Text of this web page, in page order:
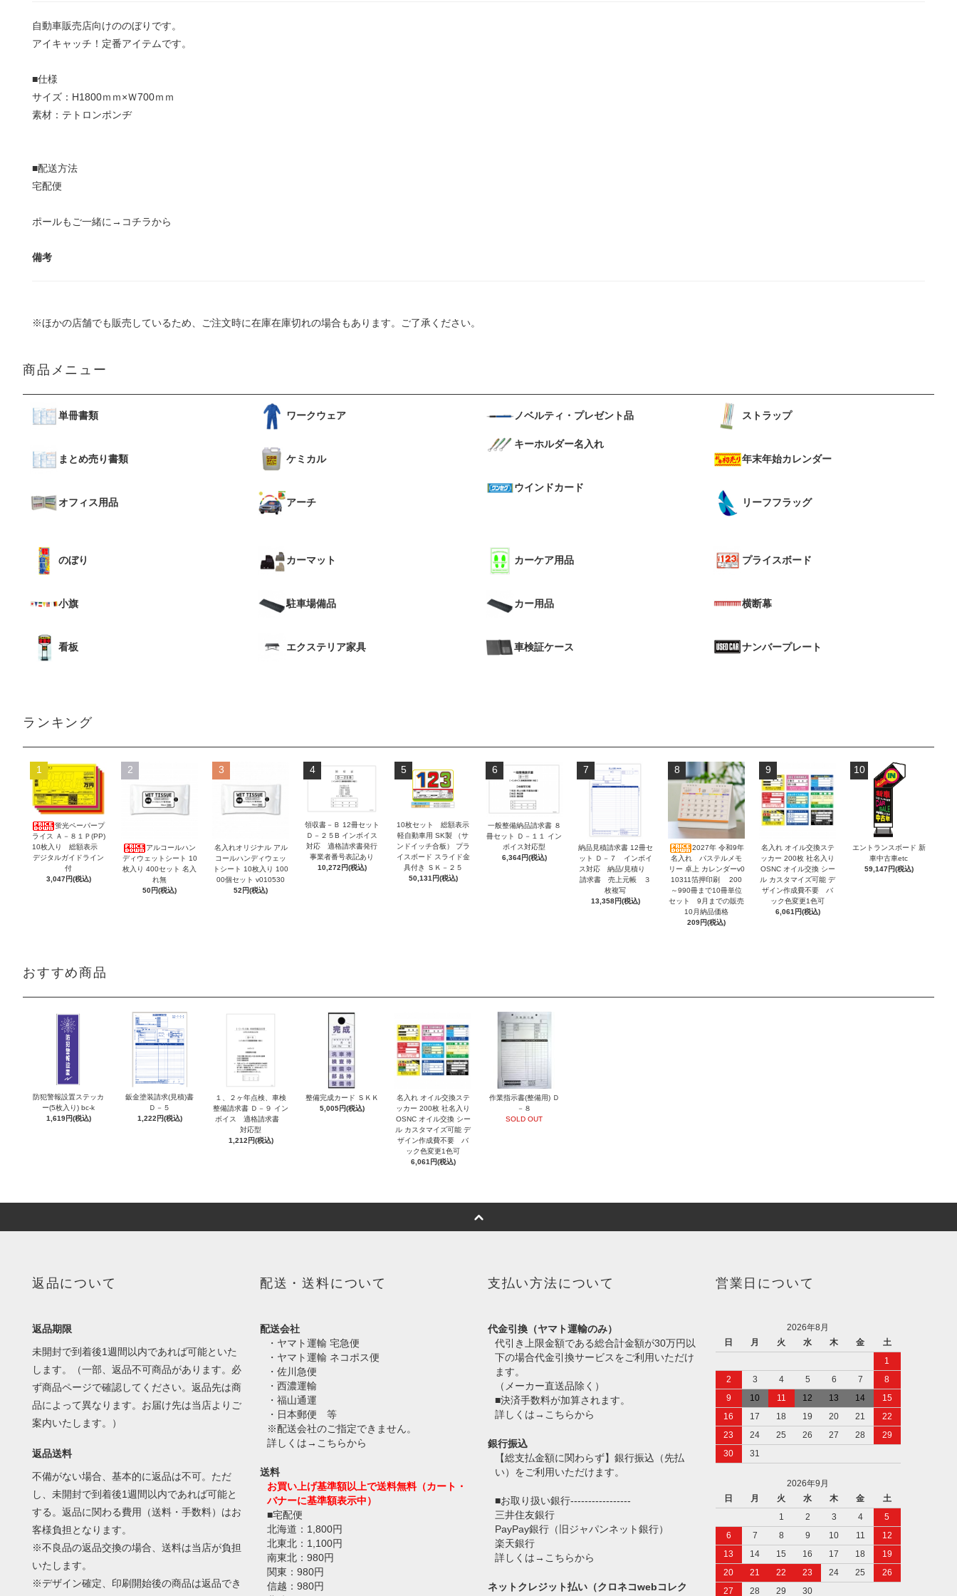
自動車販売店向けののぼりです。
アイキャッチ！定番アイテムです。
■仕様
サイズ：H1800ｍｍ×Ｗ700ｍｍ
素材：テトロンポンヂ
■配送方法
宅配便
ポールもご一緒に→ コチラから
備考
※ほかの店舗でも販売しているため、ご注文時に在庫在庫切れの場合もあります。ご了承ください。
商品メニュー
単冊書類
まとめ売り書類
オフィス用品
ワークウェア
ケミカル
アーチ
ノベルティ・プレゼント品
キーホルダー名入れ
ウインドカード
ストラップ
年末年始カレンダー
リーフフラッグ
のぼり
小旗
看板
カーマット
駐車場備品
エクステリア家具
カーケア用品
カー用品
車検証ケース
プライスボード
横断幕
ナンバープレート
ランキング
1
蛍光ペーパープ
ライス Ａ－８１Ｐ(PP)
10枚入り 総額表示
デジタルガイドライン
付
3,047円(税込)
2
アルコールハン
ディウェットシート 10
枚入り 400セット 名入
れ無
50円(税込)
3
名入れオリジナル アル
コールハンディウェッ
トシート 10枚入り 100
00個セット v010530
52円(税込)
4
領収書－Ｂ 12冊セット
Ｄ－２５B インボイス
対応 適格請求書発行
事業者番号表記あり
10,272円(税込)
5
10枚セット 総額表示
軽自動車用 SK製 （サ
ンドイッチ合板） プラ
イスボード スライド金
具付き ＳＫ－２５
50,131円(税込)
6
一般整備納品請求書 ８
冊セット Ｄ－１１ イン
ボイス対応型
6,364円(税込)
7
納品見積請求書 12冊セ
ット Ｄ－７ インボイ
ス対応 納品/見積り
請求書 売上元帳 ３
枚複写
13,358円(税込)
8
2027年 令和9年
名入れ パステルメモ
リー 卓上 カレンダーv0
10311箔押印刷 200
～990冊まで10冊単位
セット 9月までの販売
10月納品価格
209円(税込)
9
名入れ オイル交換ステ
ッカー 200枚 社名入り
OSNC オイル交換 シー
ル カスタマイズ可能 デ
ザイン作成費不要 バ
ック色変更1色可
6,061円(税込)
10
エントランスボード 新
車中古車etc
59,147円(税込)
おすすめ商品
防犯警報設置ステッカ
ー(5枚入り) bc-k
1,619円(税込)
鈑金塗装請求(見積)書
Ｄ－５
1,222円(税込)
１、２ヶ年点検、車検
整備請求書 Ｄ－９ イン
ボイス 適格請求書
対応型
1,212円(税込)
整備完成カード ＳＫＫ
5,005円(税込)
名入れ オイル交換ステ
ッカー 200枚 社名入り
OSNC オイル交換 シー
ル カスタマイズ可能 デ
ザイン作成費不要 バ
ック色変更1色可
6,061円(税込)
作業指示書(整備用) Ｄ
－８
SOLD OUT
返品について
返品期限
未開封で到着後1週間以内であれば可能といた
します。（一部、返品不可商品があります。必
ず商品ページで確認してください。返品先は商
品によって異なります。お届け先は当店よりご
案内いたします。）
返品送料
不備がない場合、基本的に返品は不可。ただ
し、未開封で到着後1週間以内であれば可能と
する。返品に関わる費用（送料・手数料）はお
客様負担となります。
※不良品の返品交換の場合、送料は当店が負担
いたします。
※デザイン確定、印刷開始後の商品は返品でき
配送・送料について
配送会社
・ヤマト運輸 宅急便
・ヤマト運輸 ネコポス便
・佐川急便
・西濃運輸
・福山通運
・日本郵便 等
※配送会社のご指定できません。
詳しくは→ こちらから
送料
お買い上げ基準額以上で送料無料（カート・
バナーに基準額表示中）
■宅配便
北海道：1,800円
北東北：1,100円
南東北：980円
関東：980円
信越：980円
支払い方法について
代金引換（ヤマト運輸のみ）
代引き上限金額である総合計金額が30万円以
下の場合代金引換サービスをご利用いただけ
ます。
（メーカー直送品除く）
■決済手数料が加算されます。
詳しくは→ こちらから
銀行振込
【総支払金額に関わらず】銀行振込（先払
い）をご利用いただけます。
■お取り扱い銀行-----------------
三井住友銀行
PayPay銀行（旧ジャパンネット銀行）
楽天銀行
詳しくは→ こちらから
ネットクレジット払い（クロネコwebコレク
営業日について
2026年8月
日
月 火 水 木 金
土
1
2
3 4 5 6 7
8
9
10 11 12 13 14
15
16
17 18 19 20 21
22
23
24 25 26 27 28
29
30
31
2026年9月
日
月 火 水 木 金
土
1
2 3 4
5
6
7 8 9 10 11
12
13
14 15 16 17 18
19
20
21 22 23 24 25
26
27
28 29 30